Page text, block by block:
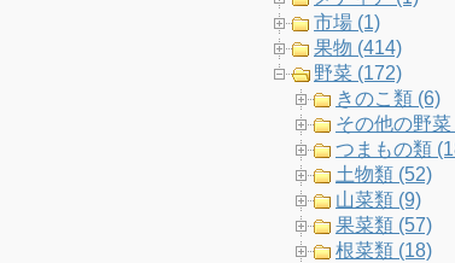
o
k
m
市場 (1)
果物 (414)
野菜 (172)
きのこ類 (6)
その他の野菜
つまもの類
土物類 (52)
山菜類 (9)
果菜類 (57)
根菜類 (18)